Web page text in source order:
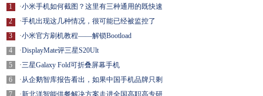
1
2
3
4
5
6
7
·小米手机如何截图？这里有三种通用的既快速
·手机出现这几种情况，很可能已经被监控了
·小米官方刷机教程——解锁Bootload
·DisplayMate评三星S20Ult
·三星Galaxy Fold可折叠屏幕手机
·从企鹅智库报告看出，如果中国手机品牌只剩
·新北洋智能供餐解决方案走进全国高职高专研